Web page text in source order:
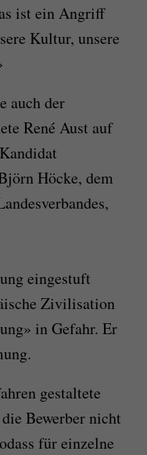
ist ein Angriff
Kultur, unsere
auch der
René Aust auf
Höcke, dem
eingestuft
Zivilisation
in Gefahr. Er
gestaltete
Bewerber nicht
für einzelne